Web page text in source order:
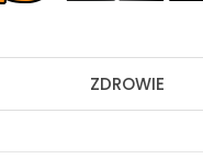
ZDROWIE